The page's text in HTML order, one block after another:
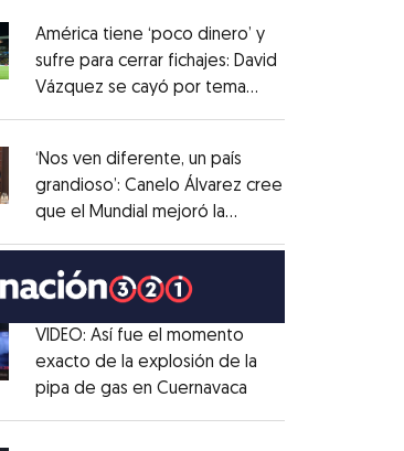
window
América tiene ‘poco dinero’ y
sufre para cerrar fichajes: David
Vázquez se cayó por tema
window
‘Nos ven diferente, un país
grandioso’: Canelo Álvarez cree
que el Mundial mejoró la
window
VIDEO: Así fue el momento
exacto de la explosión de la
pipa de gas en Cuernavaca